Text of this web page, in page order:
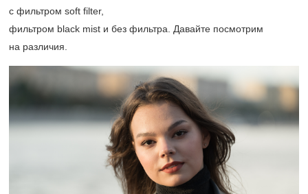
с фильтром soft filter,
фильтром black mist и без фильтра. Давайте посмотрим
на различия.